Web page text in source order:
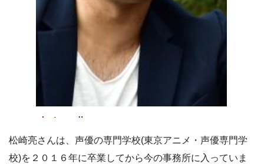
松崎亮さんは、声優の専門学校(東京アニメ・声優専門学
校)を２０１６年に卒業してから今の事務所に入っていま